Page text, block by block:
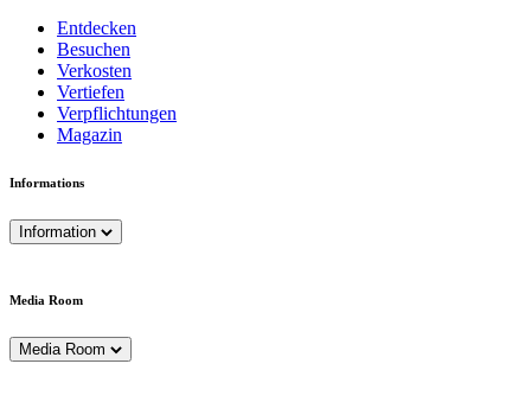
Entdecken
Besuchen
Verkosten
Vertiefen
Verpflichtungen
Magazin
Informations
Information
Media Room
Media Room